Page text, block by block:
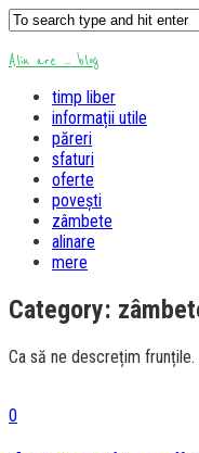
Alin are ... blog
timp liber
informații utile
păreri
sfaturi
oferte
povești
zâmbete
alinare
mere
Category:
Ca să ne descrețim frunțile.
0